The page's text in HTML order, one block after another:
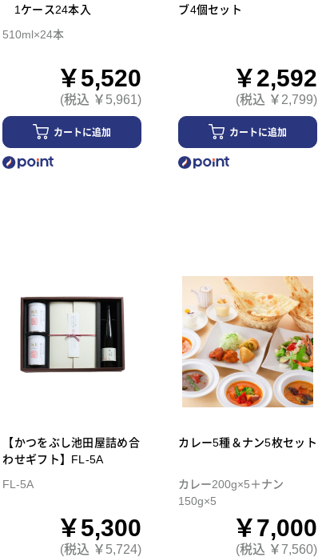
1ケース24本入
510ml×24本
￥5,520
(税込 ￥5,961)
カートに追加
ブ4個セット
￥2,592
(税込 ￥2,799)
カートに追加
【かつをぶし池田屋詰め合
わせギフト】FL-5A
FL-5A
￥5,300
(税込 ￥5,724)
カレー5種＆ナン5枚セット
カレー200g×5＋ナン
150g×5
￥7,000
(税込 ￥7,560)